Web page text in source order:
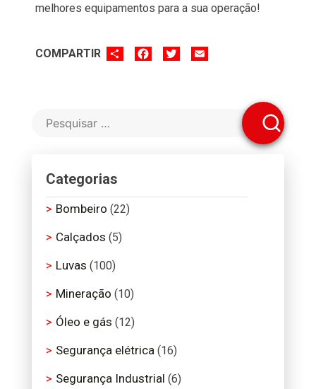
melhores equipamentos para a sua operação!
COMPARTIR SHARE FACEBOOKTWITTER
Categorias
Bombeiro (22)
Calçados (5)
Luvas (100)
Mineração (10)
Óleo e gás (12)
Segurança elétrica (16)
Segurança Industrial (6)